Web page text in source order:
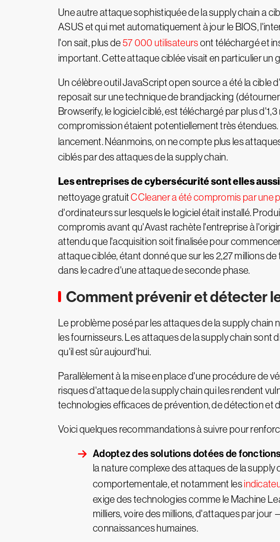
Une autre attaque sophistiquée de la supply chain a
ASUS et qui met automatiquement à jour le BIOS,
l'on sait, plus de57 000 utilisateursont téléchargé et
important. Cette attaque ciblée visait en particulier
Un célèbre outil JavaScript open source a été la cible
reposait sur une technique de brandjacking
Browserify, le logiciel ciblé, est téléchargé par plus
compromission étaient potentiellement très
lancement. Néanmoins, on ne compte plus les
ciblés par des attaques de la supply chain.
Les entreprises de cybersécurité sont elles
nettoyage gratuitCCleaner a été compromis par une
d'ordinateurs sur lesquels le logiciel était installé.
compromis avant qu'Avast rachète l'entreprise à
attendu que l'acquisition soit finalisée pour
attaque ciblée, étant donné que sur les 2,27 millions
dans le cadre d'une attaque de seconde phase.
Comment prévenir et détecter
Le problème posé par les attaques de la supply chain
les fournisseurs. Les attaques de la supply chain sont
qu'il est sûr aujourd'hui.
Parallèlement à la mise en place d'une procédure de
risques d'attaque de la supply chain qui les rendent
technologies efficaces de prévention, de détection et
Voici quelques recommandations à suivre pour
Adoptez des solutions dotées de
la nature complexe des attaques de la
comportementale, et notamment les
exige des technologies comme le Machine
milliers, voire des millions, d'attaques par
connaissances humaines.